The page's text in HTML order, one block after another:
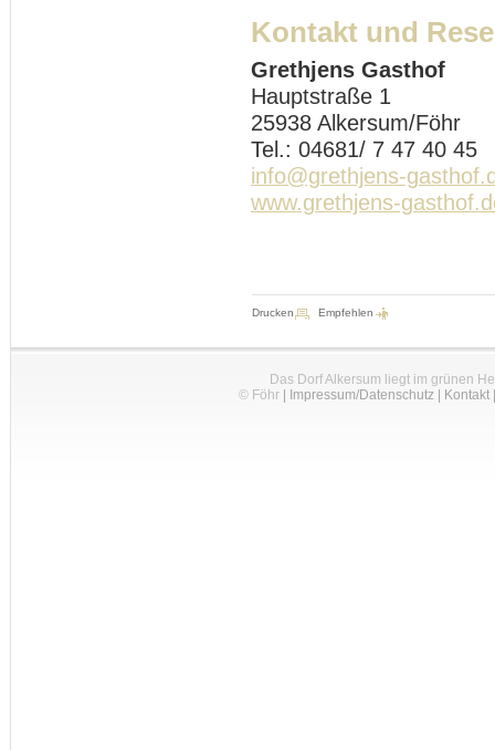
Kontakt und
Grethjens Gasthof
Hauptstraße 1
25938 Alkersum/Föhr
Tel.: 04681/ 7 47 40 45
info@grethjens-
www.grethjens-
Drucken Empfehlen
Das Dorf Alkersum liegt im grünen
© Föhr| Impressum/Datenschutz| Kontakt